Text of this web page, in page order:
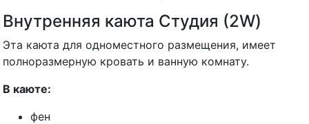
Внутренняя каюта Студия (2W)
Эта каюта для одноместного размещения, имеет
полноразмерную кровать и ванную комнату.
В каюте:
фен